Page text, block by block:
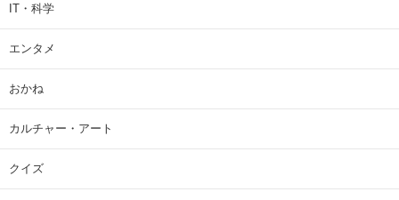
IT・科学
エンタメ
おかね
カルチャー・アート
クイズ